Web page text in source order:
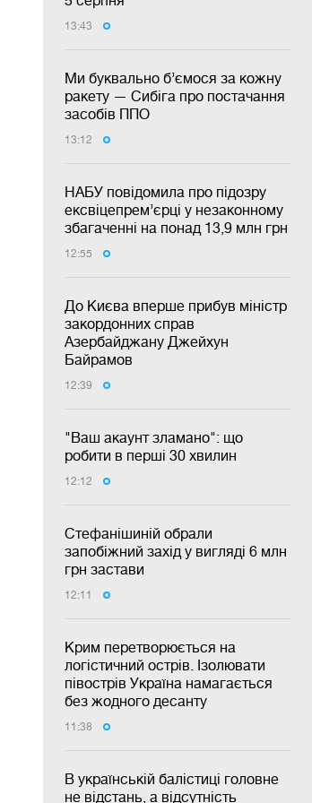
13:43
Ми буквально б’ємося за кожну
ракету — Сибіга про постачання
засобів ППО
13:12
НАБУ повідомила про підозру
ексвіцепрем’єрці у незаконному
збагаченні на понад 13,9 млн грн
12:55
До Києва вперше прибув міністр
закордонних справ
Азербайджану Джейхун
Байрамов
12:39
"Ваш акаунт зламано": що
робити в перші 30 хвилин
12:12
Стефанішиній обрали
запобіжний захід у вигляді 6 млн
грн застави
12:11
Крим перетворюється на
логістичний острів. Ізолювати
півострів Україна намагається
без жодного десанту
11:38
В українській балістиці головне
не відстань, а відсутність